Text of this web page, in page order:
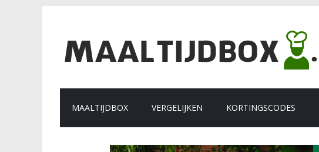
MAALTIJDBOX VERGELIJKEN KORTINGSCODES